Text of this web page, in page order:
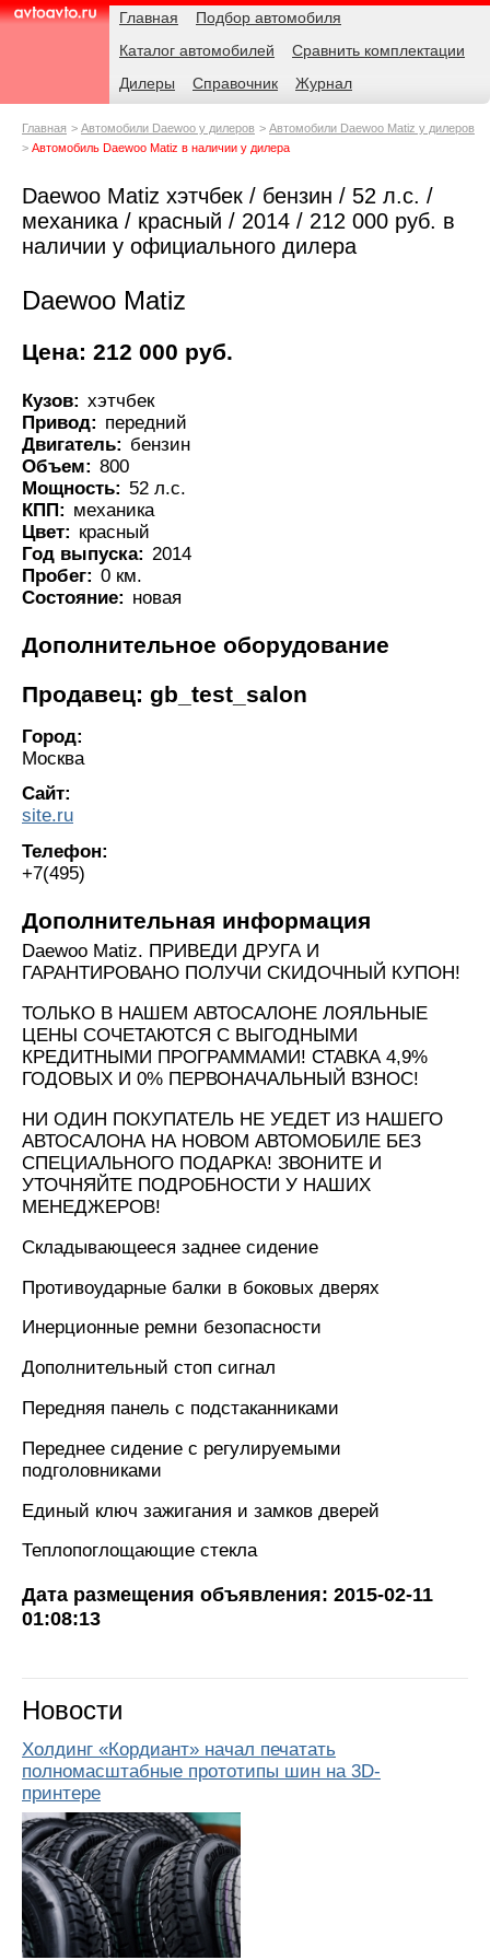
AvtoAvto.ru
Навигация Главная
Подбор автомобиля
Каталог автомобилей
Сравнить комплектации
Дилеры
Справочник Журнал
Родительские
Главная Автомобили Daewoo у дилеров
Автомобили Daewoo Matiz у дилеров
Автомобиль Daewoo Matiz в наличии у дилера
Daewoo Matiz хэтчбек / бензин / 52 л.с. /
механика / красный / 2014 / 212 000 руб. в
наличии у официального дилера
Daewoo Matiz
Цена: 212 000 руб.
Кузов: хэтчбек
Привод: передний
Двигатель: бензин
Объем: 800
Мощность: 52 л.с.
КПП: механика
Цвет: красный
Год выпуска: 2014
Пробег: 0 км.
Состояние: новая
Дополнительное оборудование
Продавец: gb_test_salon
Город:
Москва
Сайт:
site.ru
Телефон:
+7(495)
Дополнительная информация
Daewoo Matiz. ПРИВЕДИ ДРУГА И
ГАРАНТИРОВАНО ПОЛУЧИ СКИДОЧНЫЙ КУПОН!
ТОЛЬКО В НАШЕМ АВТОСАЛОНЕ ЛОЯЛЬНЫЕ
ЦЕНЫ СОЧЕТАЮТСЯ С ВЫГОДНЫМИ
КРЕДИТНЫМИ ПРОГРАММАМИ! СТАВКА 4,9%
ГОДОВЫХ И 0% ПЕРВОНАЧАЛЬНЫЙ ВЗНОС!
НИ ОДИН ПОКУПАТЕЛЬ НЕ УЕДЕТ ИЗ НАШЕГО
АВТОСАЛОНА НА НОВОМ АВТОМОБИЛЕ БЕЗ
СПЕЦИАЛЬНОГО ПОДАРКА! ЗВОНИТЕ И
УТОЧНЯЙТЕ ПОДРОБНОСТИ У НАШИХ
МЕНЕДЖЕРОВ!
Складывающееся заднее сидение
Противоударные балки в боковых дверях
Инерционные ремни безопасности
Дополнительный стоп сигнал
Передняя панель с подстаканниками
Переднее сидение с регулируемыми
подголовниками
Единый ключ зажигания и замков дверей
Теплопоглощающие стекла
Дата размещения объявления: 2015-02-11
01:08:13
Новости
Холдинг «Кордиант» начал печатать
полномасштабные прототипы шин на 3D-
принтере